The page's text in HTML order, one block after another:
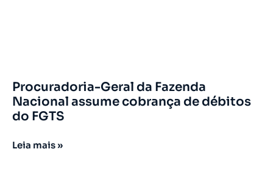
Procuradoria-Geral da Fazenda
Nacional assume cobrança de débitos
do FGTS
Leia mais »